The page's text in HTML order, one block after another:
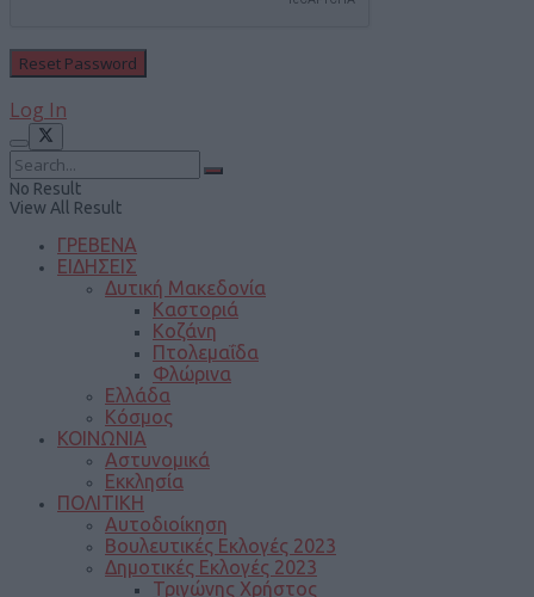
Log In
No Result
View All Result
ΓΡΕΒΕΝΑ
ΕΙΔΗΣΕΙΣ
Δυτική Μακεδονία
Καστοριά
Κοζάνη
Πτολεμαΐδα
Φλώρινα
Ελλάδα
Κόσμος
ΚΟΙΝΩΝΙΑ
Αστυνομικά
Εκκλησία
ΠΟΛΙΤΙΚΗ
Αυτοδιοίκηση
Βουλευτικές Εκλογές 2023
Δημοτικές Εκλογές 2023
Τριγώνης Χρήστος